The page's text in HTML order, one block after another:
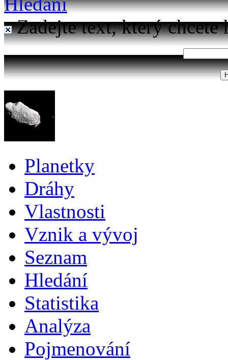
Zadejte text, který chcete
Planetky
Dráhy
Vlastnosti
Vznik a vývoj
Seznam
Hledání
Statistika
Analýza
Pojmenování